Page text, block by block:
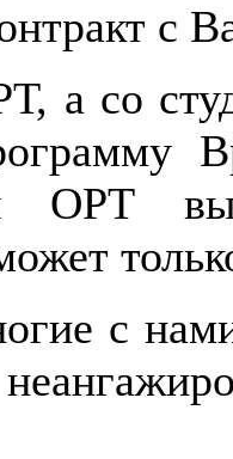
с
а со
ОРТ
с